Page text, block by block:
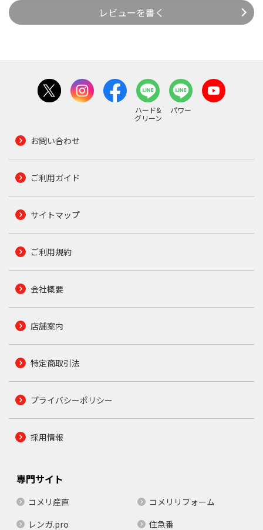
レビューを書く
ハード&
グリーン
パワー
お問い合わせ
ご利用ガイド
サイトマップ
ご利用規約
会社概要
店舗案内
特定商取引法
プライバシーポリシー
採用情報
専門サイト
コメリ産直
コメリリフォーム
レンガ.pro
住急番